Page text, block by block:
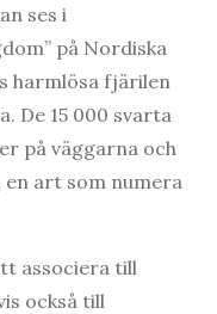
ses i
på Nordiska
harmlösa fjärilen
De 15 000 svarta
på väggarna och
art som numera
associera till
också till